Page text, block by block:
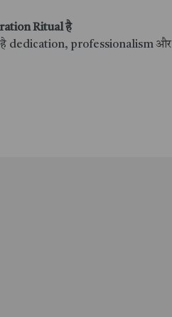
Ritual है
है dedication, professionalism और